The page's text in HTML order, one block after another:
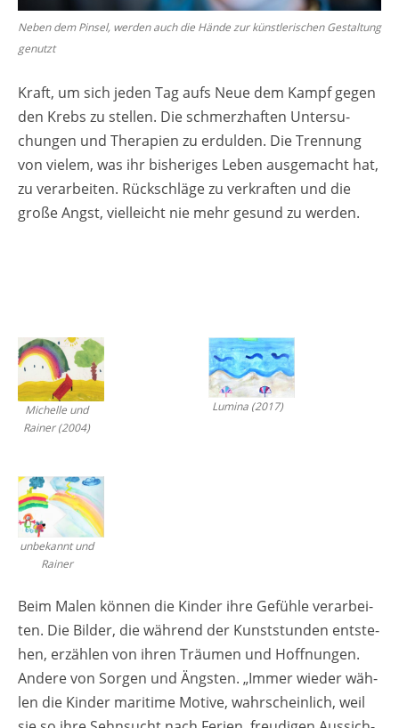
Neben dem Pin­sel, wer­den auch die Hände zur künst­le­ri­schen Ge­stal­tung
ge­nutzt
Kraft, um sich jeden Tag aufs Neue dem Kampf gegen
den Krebs zu stel­len. Die schmerz­haf­ten Un­ter­su­
chun­gen und The­ra­pi­en zu er­dul­den. Die Tren­nung
von vie­lem, was ihr bis­he­ri­ges Leben aus­ge­macht hat,
zu ver­ar­bei­ten. Rück­schlä­ge zu ver­kraf­ten und die
große Angst, viel­leicht nie mehr ge­sund zu wer­den.
Mi­chel­le und
Rai­ner (2004)
Lu­mi­na (2017)
un­be­kannt und
Rai­ner
Beim Malen kön­nen die Kin­der ihre Ge­füh­le ver­ar­bei­
ten. Die Bil­der, die wäh­rend der Kunst­stun­den ent­ste­
hen, er­zäh­len von ihren Träu­men und Hoff­nun­gen.
An­de­re von Sor­gen und Ängs­ten. „Immer wie­der wäh­
len die Kin­der ma­ri­ti­me Mo­ti­ve, wahr­schein­lich, weil